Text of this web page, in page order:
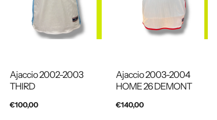
Ajaccio 2002-2003
THIRD
Prix
€100,00
Ajaccio 2003-2004
HOME 26 DEMONT
Prix
€140,00